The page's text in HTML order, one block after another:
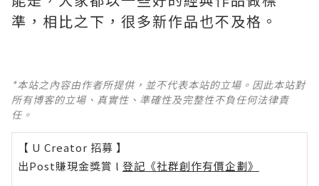
準，相比之下，很多新作品也不及格。 ​​​
*本站之內容由作者所提供，並不代表本站的立場。因此本站對
所有博客的立場、真實性、準確性及完整性不負任何法律責
任。
【 U Creator 招募 】
出Post賺現金獎賞 l 登記《社群創作有價企劃》